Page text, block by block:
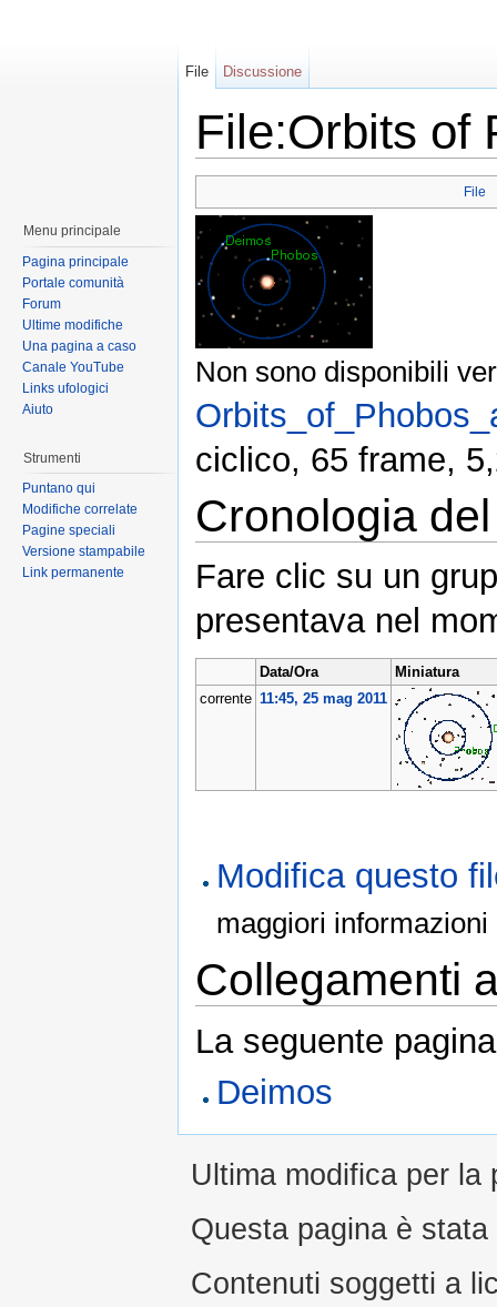
File:Orbits of
File
Non sono disponibili
ciclico, 65 frame,
Cronologia
Fare clic su un
presentava nel
Data/Ora
Miniatura
corrente 11:45, 25 mag 2011
Modifica questo
maggiori
Collegamenti
La seguente
Deimos
File Discussione
Menu principale
Pagina principale
Portale comunità
Forum
Ultime modifiche
Una pagina a caso
Canale YouTube
Links ufologici
Aiuto
Strumenti
Puntano qui
Modifiche correlate
Pagine speciali
Versione stampabile
Link permanente
Ultima modifica per la
Questa pagina è
Contenuti soggetti a